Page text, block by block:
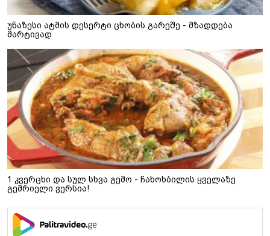
უნაზესი ატმის დესერტი ცხობის გარეშე - მზადდება
მარტივად
1 კვერცხი და სულ სხვა გემო - ჩახოხბილის ყველაზე
გემრიელი ვერსია!